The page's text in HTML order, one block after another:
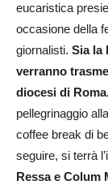
eucaristica
occasione della
giornalisti. Sia la
verranno
diocesi di
pellegrinaggio
coffee break di
seguire, si terrà
Ressa e Colum